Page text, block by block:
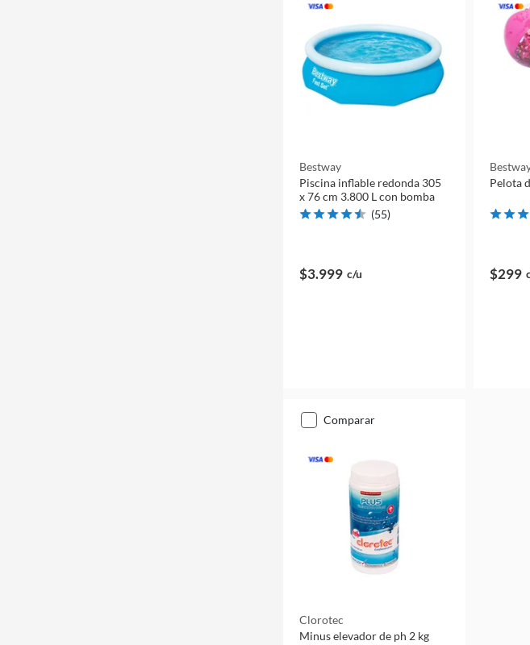
Bestway
Piscina inflable redonda 305
x 76 cm 3.800 L con bomba
(55)
$3.999 c/u
Pelota
$299
comparar
Clorotec
Minus elevador de ph 2 kg